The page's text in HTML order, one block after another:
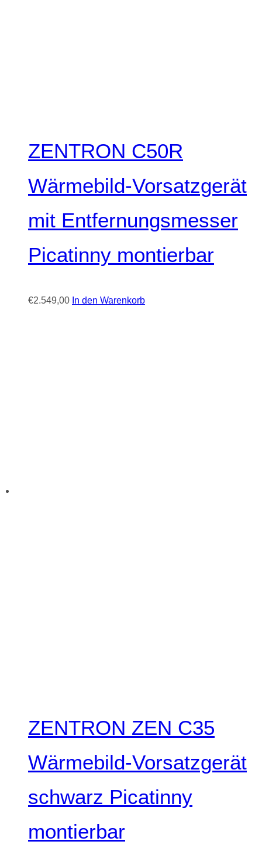
ZENTRON C50R
Wärmebild-Vorsatzgerät
mit Entfernungsmesser
Picatinny montierbar
€2.549,00 In den Warenkorb
ZENTRON ZEN C35
Wärmebild-Vorsatzgerät
schwarz Picatinny
montierbar